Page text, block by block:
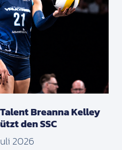
Breanna Kelley
den SSC
2026